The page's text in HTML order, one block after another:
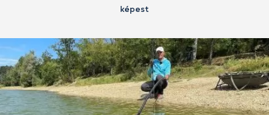
képest